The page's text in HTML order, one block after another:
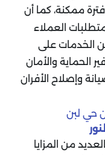
ممكنة، كما أن
العملاء
الخدمات على
الحماية والأمان
وإصلاح الأفران
حي لبن
من المزايا